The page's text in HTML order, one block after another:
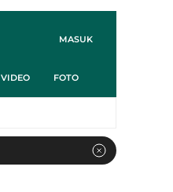
MASUK
VIDEO FOTO